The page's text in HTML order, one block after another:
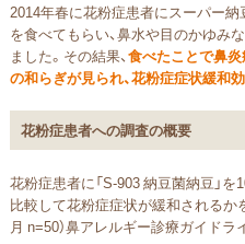
2014年春に花粉症患者にスーパー納
を食べてもらい、鼻水や目のかゆみ
ました。その結果、食べたことで鼻
の和らぎが見られ、花粉症症状緩和
花粉症患者への調査の概要
花粉症患者に「S-903 納豆菌納豆」
比較して花粉症症状が緩和されるか
月 n=50）鼻アレルギー診療ガイドラ